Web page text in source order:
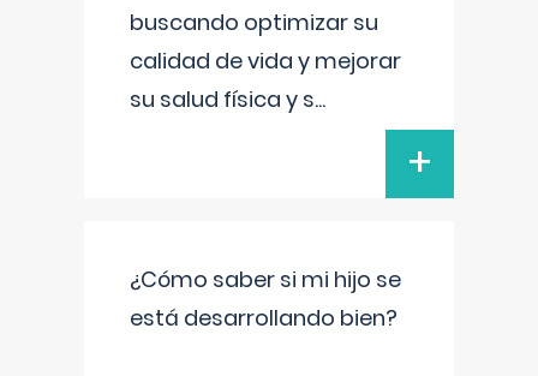
buscando optimizar su
calidad de vida y mejorar
su salud física y s...
+
¿Cómo saber si mi hijo se
está desarrollando bien?